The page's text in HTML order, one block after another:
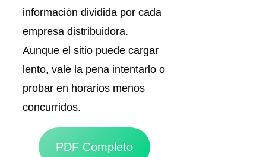
información dividida por cada
empresa distribuidora.
Aunque el sitio puede cargar
lento, vale la pena intentarlo o
probar en horarios menos
concurridos.
PDF Completo